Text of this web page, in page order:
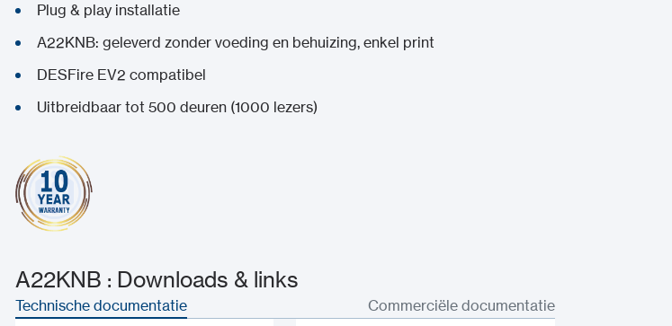
Plug & play installatie
A22KNB: geleverd zonder voeding en behuizing, enkel print
DESFire EV2 compatibel
Uitbreidbaar tot 500 deuren (1000 lezers)
A22KNB : Downloads & links
Technische documentatie Commerciële documentatie